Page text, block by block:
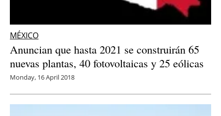
MÉXICO
Anuncian que hasta 2021 se construirán 65
nuevas plantas, 40 fotovoltaicas y 25 eólicas
Monday, 16 April 2018